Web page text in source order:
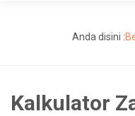
Anda disini :
Kalkulator